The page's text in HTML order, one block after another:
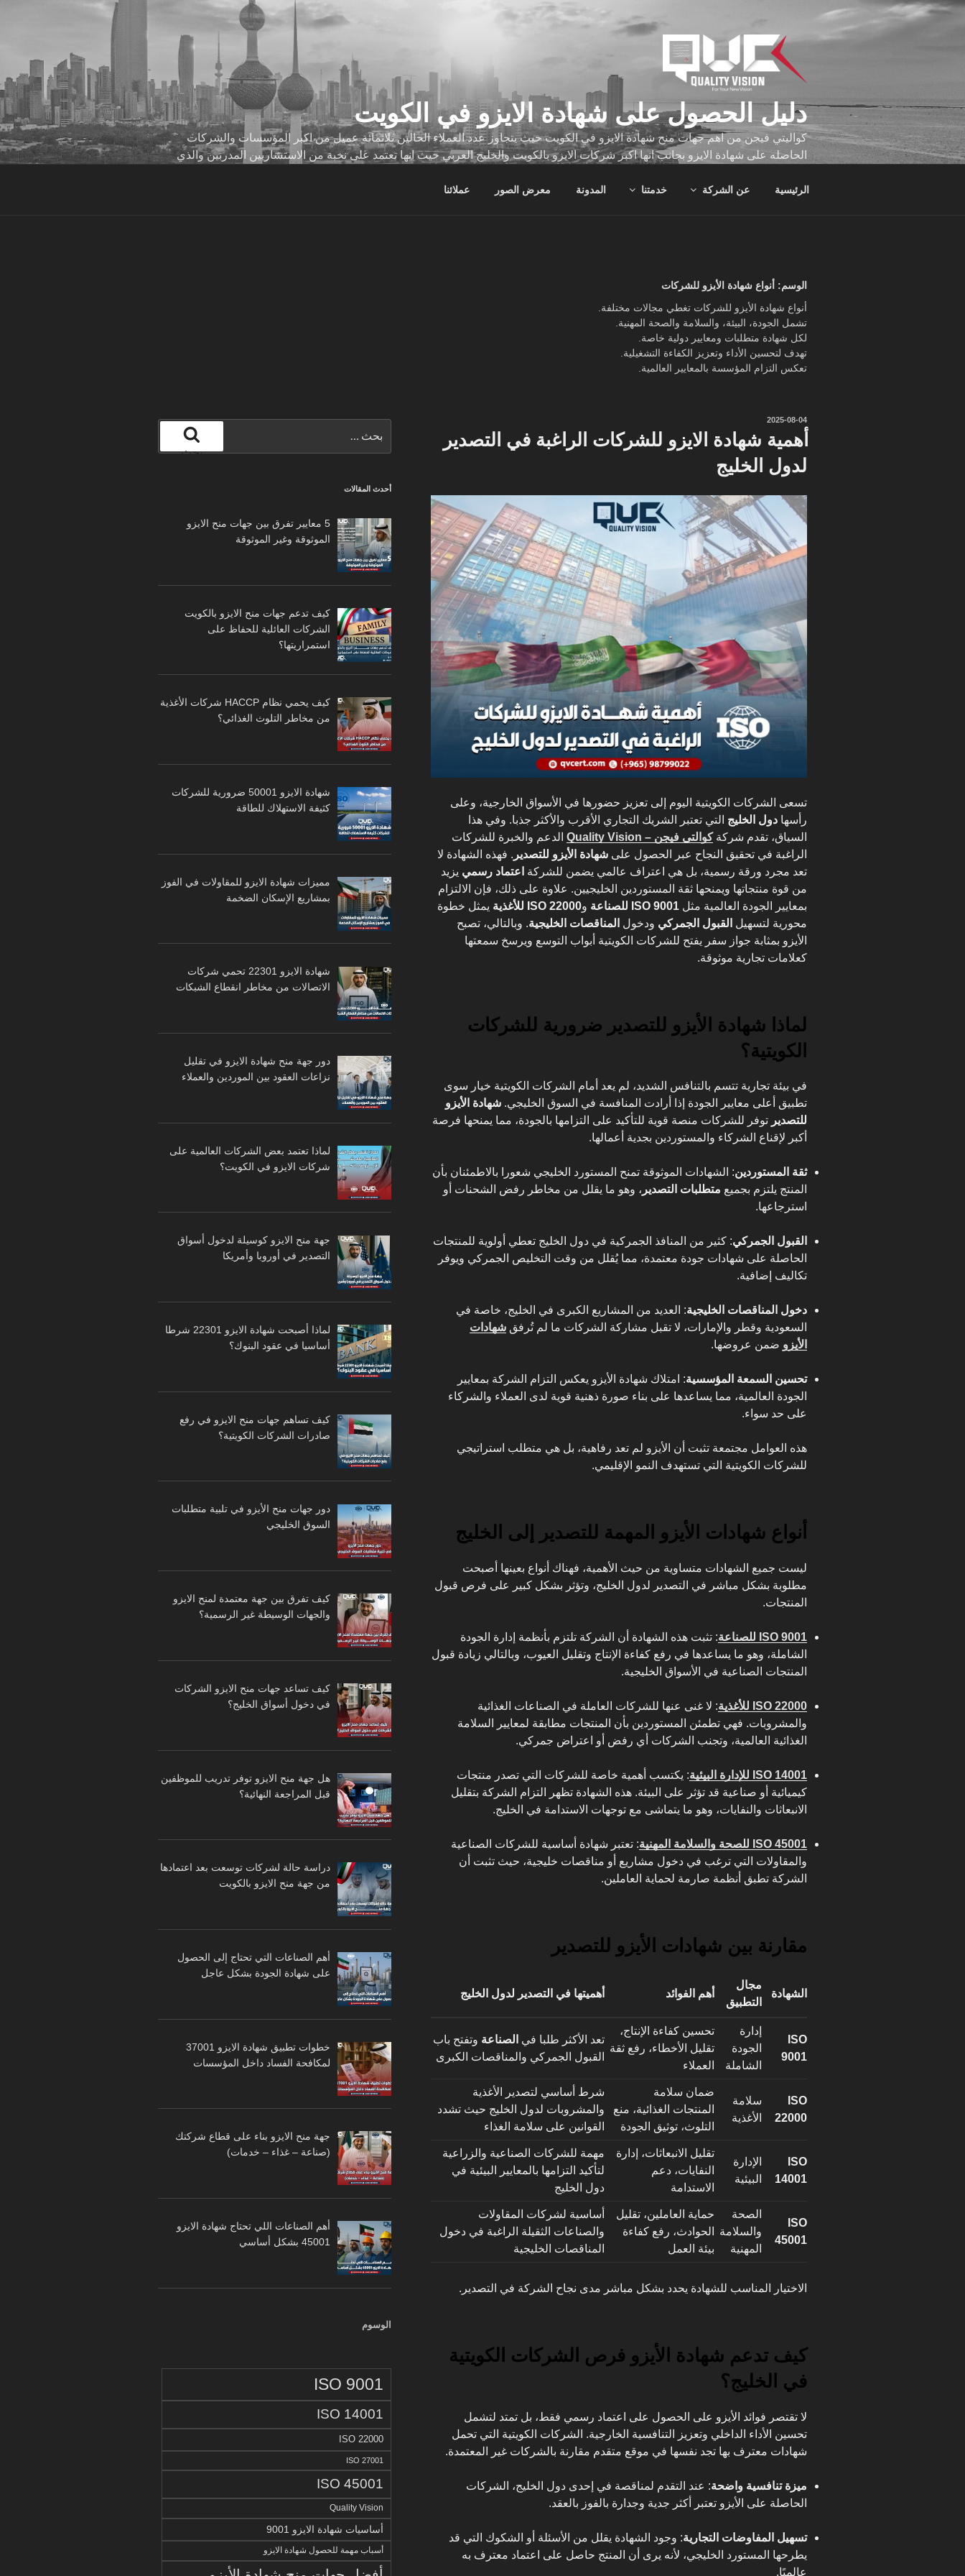
التجاوز
دليل الحصول على شهادة الايزو في الكويت
كواليتي فيجن من اهم جهات منح شهادة الايزو في الكويت حيث يتجاوز عدد العملاء الحالين ثلاثمائة عميل من اكبر المؤسسات والشركات
الحاصله على شهادة الايزو بجانب انها اكبر شركات الايزو بالكويت والخليج العربي حيث انها تعتمد على نخبة من الاستشاريين المدربين والذي
الرئيسية عن الشركة خدمتنا المدونة معرض الصور عملائنا
الوسم: أنواع شهادة الأيزو للشركات
أنواع شهادة الأيزو للشركات تغطي مجالات مختلفة.
تشمل الجودة، البيئة، والسلامة والصحة المهنية.
لكل شهادة متطلبات ومعايير دولية خاصة.
تهدف لتحسين الأداء وتعزيز الكفاءة التشغيلية.
تعكس التزام المؤسسة بالمعايير العالمية.
نُشر
في
2025-08-04
أهمية شهادة الايزو للشركات الراغبة في التصدير
لدول الخليج
تسعى الشركات الكويتية اليوم إلى تعزيز حضورها في الأسواق الخارجية، وعلى
رأسها دول الخليج التي تعتبر الشريك التجاري الأقرب والأكثر جذبا. وفي هذا
السياق، تقدم شركةكوالتى فيجن – Quality Vision
الدعم والخبرة للشركات
الراغبة في تحقيق النجاح عبر الحصول على شهادة الأيزو للتصدير . فهذه الشهادة لا
تعد مجرد ورقة رسمية، بل هي اعتراف عالمي يضمن للشركة اعتماد رسمي يزيد
من قوة منتجاتها ويمنحها ثقة المستوردين الخليجيين. علاوة على ذلك، فإن الالتزام
بمعايير الجودة العالمية مثل ISO 9001 للصناعة وISO 22000 للأغذية
يمثل خطوة
محورية لتسهيل القبول الجمركي ودخول المناقصات الخليجية. وبالتالي، تصبح
الأيزو بمثابة جواز سفر يفتح للشركات الكويتية أبواب التوسع ويرسخ سمعتها
كعلامات تجارية موثوقة.
لماذا شهادة الأيزو للتصدير ضرورية للشركات
الكويتية؟
في بيئة تجارية تتسم بالتنافس الشديد، لم يعد أمام الشركات الكويتية خيار سوى
تطبيق أعلى معايير الجودة إذا أرادت المنافسة في السوق الخليجي. شهادة الأيزو
للتصدير توفر للشركات منصة قوية للتأكيد على التزامها بالجودة، مما يمنحها فرصة
أكبر لإقناع الشركاء والمستوردين بجدية أعمالها.
ثقة المستوردين: الشهادات الموثوقة تمنح المستورد الخليجي شعورا بالاطمئنان بأن
المنتج يلتزم بجميع متطلبات التصدير ، وهو ما يقلل من مخاطر رفض الشحنات أو
استرجاعها.
القبول الجمركي: كثير من المنافذ الجمركية في دول الخليج تعطي أولوية للمنتجات
الحاصلة على شهادات جودة معتمدة، مما يُقلل من وقت التخليص الجمركي ويوفر
تكاليف إضافية.
دخول المناقصات الخليجية: العديد من المشاريع الكبرى في الخليج، خاصة في
السعودية وقطر والإمارات، لا تقبل مشاركة الشركات ما لم تُرفق شهادات
الأيزو ضمن عروضها.
تحسين السمعة المؤسسية: امتلاك شهادة الأيزو يعكس التزام الشركة بمعايير
الجودة العالمية، مما يساعدها على بناء صورة ذهنية قوية لدى العملاء والشركاء
على حد سواء.
هذه العوامل مجتمعة تثبت أن الأيزو لم تعد رفاهية، بل هي متطلب استراتيجي
للشركات الكويتية التي تستهدف النمو الإقليمي.
أنواع شهادات الأيزو المهمة للتصدير إلى الخليج
ليست جميع الشهادات متساوية من حيث الأهمية، فهناك أنواع بعينها أصبحت
مطلوبة بشكل مباشر في التصدير لدول الخليج، وتؤثر بشكل كبير على فرص قبول
المنتجات.
ISO 9001 للصناعة
: تثبت هذه الشهادة أن الشركة تلتزم بأنظمة إدارة الجودة
الشاملة، وهو ما يساعدها في رفع كفاءة الإنتاج وتقليل العيوب، وبالتالي زيادة قبول
المنتجات الصناعية في الأسواق الخليجية.
ISO 22000 للأغذية
: لا غنى عنها للشركات العاملة في الصناعات الغذائية
والمشروبات. فهي تطمئن المستوردين بأن المنتجات مطابقة لمعايير السلامة
الغذائية العالمية، وتجنب الشركات أي رفض أو اعتراض جمركي.
ISO 14001 للإدارة البيئية
: يكتسب أهمية خاصة للشركات التي تصدر منتجات
كيميائية أو صناعية قد تؤثر على البيئة. هذه الشهادة تظهر التزام الشركة بتقليل
الانبعاثات والنفايات، وهو ما يتماشى مع توجهات الاستدامة في الخليج.
ISO 45001 للصحة والسلامة المهنية
: تعتبر شهادة أساسية للشركات الصناعية
والمقاولات التي ترغب في دخول مشاريع أو مناقصات خليجية، حيث تثبت أن
الشركة تطبق أنظمة صارمة لحماية العاملين.
مقارنة بين شهادات الأيزو للتصدير
الشهادة
مجال
التطبيق
أهم الفوائد أهميتها في التصدير لدول الخليج
ISO
9001
إدارة
الجودة
الشاملة
تحسين كفاءة الإنتاج،
تقليل الأخطاء، رفع ثقة
العملاء
تعد الأكثر طلبا في الصناعة وتفتح باب
القبول الجمركي والمناقصات الكبرى
ISO
22000
سلامة
الأغذية
ضمان سلامة
المنتجات الغذائية، منع
التلوث، توثيق الجودة
شرط أساسي لتصدير الأغذية
والمشروبات لدول الخليج حيث تشدد
القوانين على سلامة الغذاء
ISO
14001
الإدارة
البيئية
تقليل الانبعاثات، إدارة
النفايات، دعم
الاستدامة
مهمة للشركات الصناعية والزراعية
لتأكيد التزامها بالمعايير البيئية في
دول الخليج
ISO
45001
الصحة
والسلامة
المهنية
حماية العاملين، تقليل
الحوادث، رفع كفاءة
بيئة العمل
أساسية لشركات المقاولات
والصناعات الثقيلة الراغبة في دخول
المناقصات الخليجية
الاختيار المناسب للشهادة يحدد بشكل مباشر مدى نجاح الشركة في التصدير.
كيف تدعم شهادة الأيزو فرص الشركات الكويتية
في الخليج؟
لا تقتصر فوائد الأيزو على الحصول على اعتماد رسمي فقط، بل تمتد لتشمل
تحسين الأداء الداخلي وتعزيز التنافسية الخارجية. الشركات الكويتية التي تحمل
شهادات معترف بها تجد نفسها في موقع متقدم مقارنة بالشركات غير المعتمدة.
ميزة تنافسية واضحة: عند التقدم لمناقصة في إحدى دول الخليج، الشركات
الحاصلة على الأيزو تعتبر أكثر جدية وجدارة بالفوز بالعقد.
تسهيل المفاوضات التجارية: وجود الشهادة يقلل من الأسئلة أو الشكوك التي قد
يطرحها المستورد الخليجي، لأنه يرى أن المنتج حاصل على اعتماد معترف به
عالميًا.
عن:
بحث
أحدث المقالات
5 معايير تفرق بين جهات منح الايزو
الموثوقة وغير الموثوقة
كيف تدعم جهات منح الايزو بالكويت
الشركات العائلية للحفاظ على
استمراريتها؟
كيف يحمي نظام HACCP شركات الأغذية
من مخاطر التلوث الغذائي؟
شهادة الايزو 50001 ضرورية للشركات
كثيفة الاستهلاك للطاقة
مميزات شهادة الايزو للمقاولات في الفوز
بمشاريع الإسكان الضخمة
شهادة الايزو 22301 تحمي شركات
الاتصالات من مخاطر انقطاع الشبكات
دور جهة منح شهادة الايزو في تقليل
نزاعات العقود بين الموردين والعملاء
لماذا تعتمد بعض الشركات العالمية على
شركات الايزو في الكويت؟
جهة منح الايزو كوسيلة لدخول أسواق
التصدير في أوروبا وأمريكا
لماذا أصبحت شهادة الايزو 22301 شرطا
أساسيا في عقود البنوك؟
كيف تساهم جهات منح الايزو في رفع
صادرات الشركات الكويتية؟
دور جهات منح الأيزو في تلبية متطلبات
السوق الخليجي
كيف تفرق بين جهة معتمدة لمنح الايزو
والجهات الوسيطة غير الرسمية؟
كيف تساعد جهات منح الايزو الشركات
في دخول أسواق الخليج؟
هل جهة منح الايزو توفر تدريب للموظفين
قبل المراجعة النهائية؟
دراسة حالة لشركات توسعت بعد اعتمادها
من جهة منح الايزو بالكويت
أهم الصناعات التي تحتاج إلى الحصول
على شهادة الجودة بشكل عاجل
خطوات تطبيق شهادة الايزو 37001
لمكافحة الفساد داخل المؤسسات
جهة منح الايزو بناء على قطاع شركتك
(صناعة – غذاء – خدمات)
أهم الصناعات اللي تحتاج شهادة الايزو
45001 بشكل أساسي
الوسوم
ISO 9001
ISO 14001
ISO 22000
ISO 27001
ISO 45001
Quality Vision
أساسيات شهادة الايزو 9001
أسباب مهمة للحصول شهادة الايزو